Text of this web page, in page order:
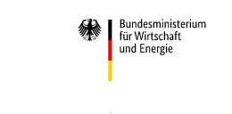
Navigation
Hauptmenü